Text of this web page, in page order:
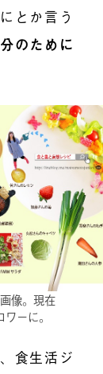
とか言う
のために
像。現在
ーに。
食生活ジ